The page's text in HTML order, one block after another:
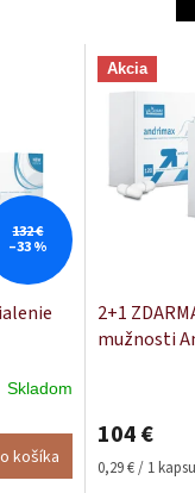
132 €
–33 %
Skladom
košíka
Akcia
2+1
mužnosti
produktu
je
5,0
104 €
Jednotková
0,29 € / 1